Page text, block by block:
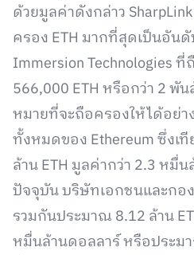
ด้วยมูลค่าดังกล่าว
ครอง ETH มากที่สุดเป็นอัน
Immersion Technologies
566,000 ETH หรือกว่า 2 พั
หมายที่จะถือครองให้ได้อย่
ทั้งหมดของ Ethereum ซึ่งเ
ล้าน ETH มูลค่ากว่า 2.3 หมื่
ปัจจุบัน บริษัทเอกชนและกอ
รวมกันประมาณ 8.12 ล้าน
หมื่นล้านดอลลาร์ หรือประม